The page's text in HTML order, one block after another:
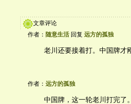
文章评论
作者： 随意生活 回复 远方的孤独
老川还要接着打。中国牌才
作者： 远方的孤独
中国牌，这一轮老川打完了。